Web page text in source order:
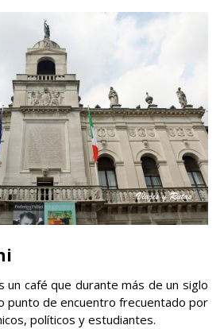
un café que durante más de un siglo
punto de encuentro frecuentado por
políticos y estudiantes.